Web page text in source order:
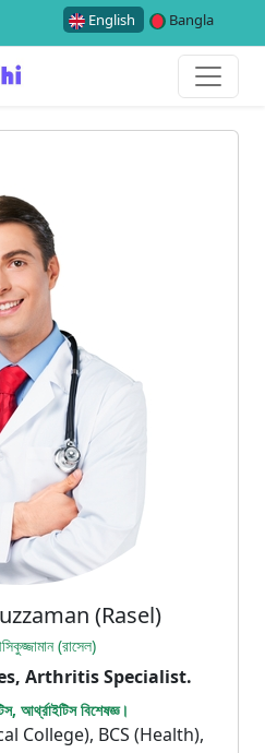
English Bangla
(Rasel)
(রাসেল)
Arthritis Specialist.
আর্থ্রাইটিস বিশেষজ্ঞ।
College), BCS (Health),